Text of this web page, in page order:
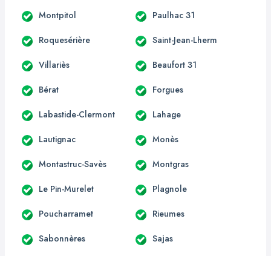
Montpitol Paulhac 31
Roquesérière Saint-Jean-Lherm
Villariès Beaufort 31
Bérat Forgues
Labastide-Clermont Lahage
Lautignac Monès
Montastruc-Savès Montgras
Le Pin-Murelet Plagnole
Poucharramet Rieumes
Sabonnères Sajas